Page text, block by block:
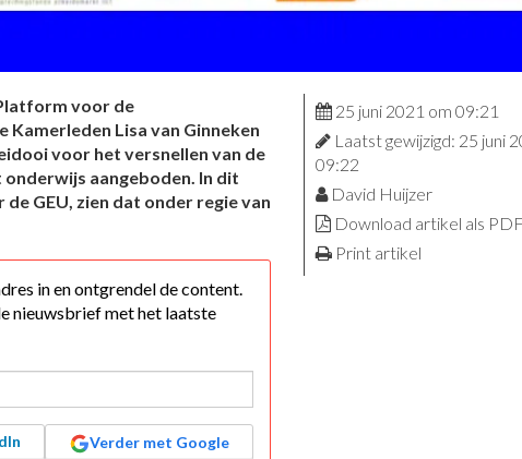
voor de
Lisa van Ginneken
voor het versnellen van de
aangeboden. In dit
GEU, zien dat onder regie van
in en ontgrendel de content.
nieuwsbrief met het laatste
Verder met Google
25 juni 2021 om 09:21
Laatst gewijzigd: 25 juni
09:22
David Huijzer
Download artikel als PDF
Print artikel